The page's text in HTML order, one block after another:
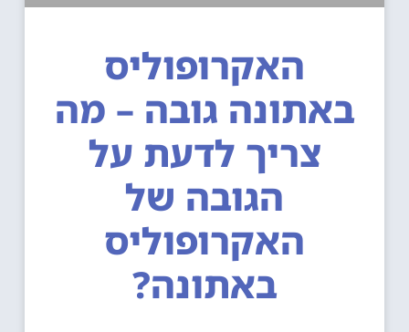
האקרופוליס
גובה – מה
צריך לדעת על
הגובה של
האקרופוליס
באתונה?